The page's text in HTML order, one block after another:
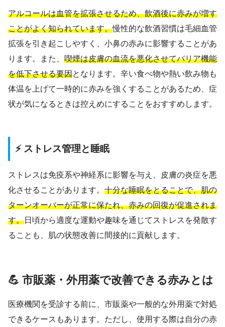
アルコールは血管を拡張させるため、飲酒後に赤みが増す
ことがよく知られています。慢性的な飲酒習慣は毛細血管
拡張を引き起こしやすく、小鼻の赤みに影響することがあ
ります。また、 喫煙は皮膚の血流を悪化させてバリア機能
を低下させる要因となります。辛い食べ物や熱い飲み物も
体温を上げて一時的に赤みを強くすることがあるため、症
状が気になるときは控えめにすることをおすすめします。
⚡ ストレス管理と睡眠
ストレスは免疫系や神経系に影響を与え、皮膚の炎症を悪
化させることがあります。 十分な睡眠をとることで、肌の
ターンオーバーが正常に保たれ、赤みの回復が促進されま
す。日頃から適度な運動や趣味を通じてストレスを発散す
ることも、肌の状態改善に間接的に貢献します。
💪 市販薬・外用薬で改善できる赤みとは
医療機関を受診する前に、市販薬や一般的な外用薬で対処
できるケースもあります。ただし、使用する際は自分の赤